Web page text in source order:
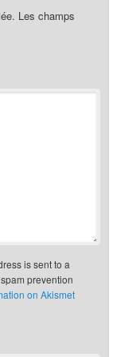
Les champs
is sent to a
prevention
on Akismet